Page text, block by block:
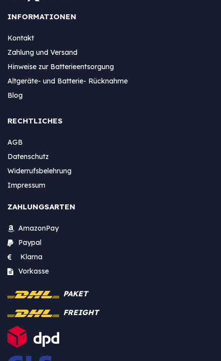
INFORMATIONEN
Kontakt
Zahlung und Versand
Hinweise zur Batterieentsorgung
Altgeräte- und Batterie- Rücknahme
Blog
RECHTLICHES
AGB
Datenschutz
Widerrufsbelehrung
Impressum
ZAHLUNGSARTEN
AmazonPay
Paypal
Klarna
Vorkasse
PAKET
FREIGHT